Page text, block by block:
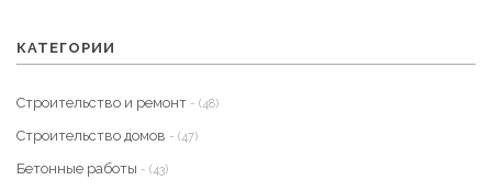
КАТЕГОРИИ
Строительство и ремонт - (48)
Строительство домов - (47)
Бетонные работы - (43)